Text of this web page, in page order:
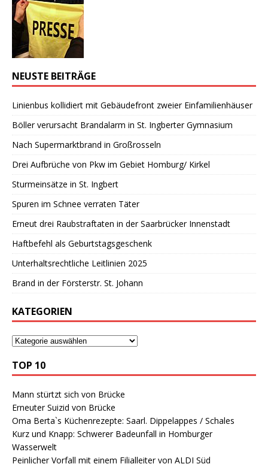
NEUSTE BEITRÄGE
Linienbus kollidiert mit Gebäudefront zweier Einfamilienhäuser
Böller verursacht Brandalarm in St. Ingberter Gymnasium
Nach Supermarktbrand in Großrosseln
Drei Aufbrüche von Pkw im Gebiet Homburg/ Kirkel
Sturmeinsätze in St. Ingbert
Spuren im Schnee verraten Täter
Erneut drei Raubstraftaten in der Saarbrücker Innenstadt
Haftbefehl als Geburtstagsgeschenk
Unterhaltsrechtliche Leitlinien 2025
Brand in der Försterstr. St. Johann
KATEGORIEN
TOP 10
Mann stürtzt sich von Brücke
Erneuter Suizid von Brücke
Oma Berta`s Küchenrezepte: Saarl. Dippelappes / Schales
Kurz und Knapp: Schwerer Badeunfall in Homburger
Wasserwelt
Peinlicher Vorfall mit einem Filialleiter von ALDI Süd